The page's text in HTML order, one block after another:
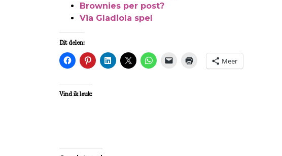
Brownies per post?
Via Gladiola spel
Dit delen:
Meer
Vind ik leuk: